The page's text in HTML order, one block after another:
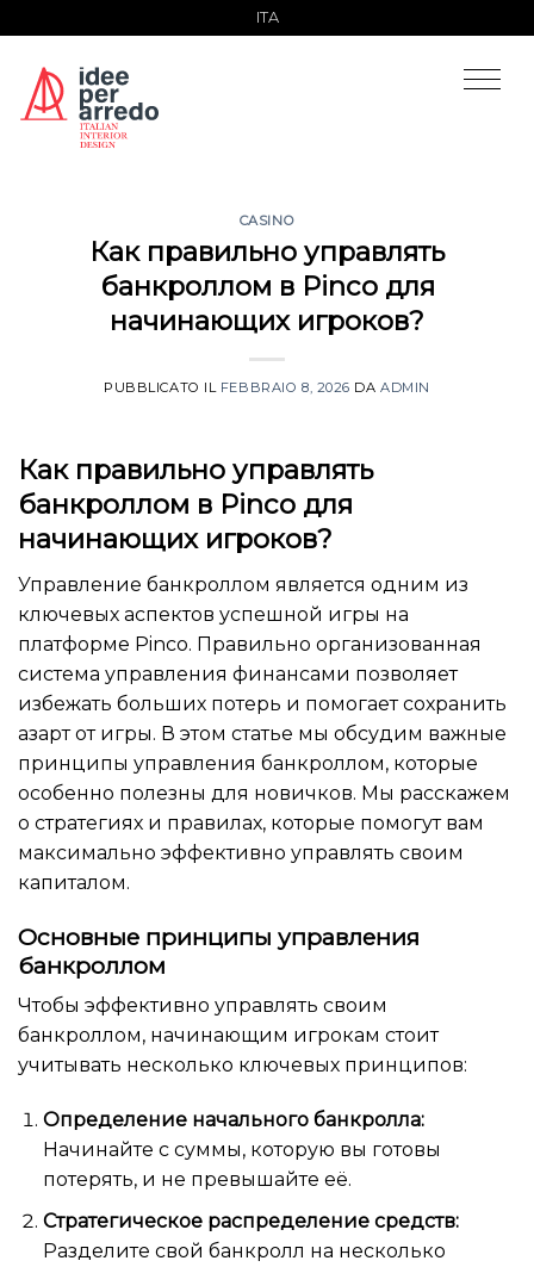
contenuti
ITA
CASINO
Как правильно управлять
банкроллом в Pinco для
начинающих игроков?
PUBBLICATO IL FEBBRAIO 8, 2026 DAADMIN
Как правильно управлять
банкроллом в Pinco для
начинающих игроков?
Управление банкроллом является одним из
ключевых аспектов успешной игры на
платформе Pinco. Правильно организованная
система управления финансами позволяет
избежать больших потерь и помогает сохранить
азарт от игры. В этом статье мы обсудим важные
принципы управления банкроллом, которые
особенно полезны для новичков. Мы расскажем
о стратегиях и правилах, которые помогут вам
максимально эффективно управлять своим
капиталом.
Основные принципы управления
банкроллом
Чтобы эффективно управлять своим
банкроллом, начинающим игрокам стоит
учитывать несколько ключевых принципов:
Определение начального банкролла:
Начинайте с суммы, которую вы готовы
потерять, и не превышайте её.
Стратегическое распределение средств:
Разделите свой банкролл на несколько